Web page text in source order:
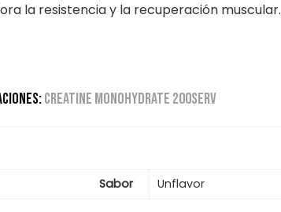
la resistencia y la recuperación muscular.
CREATINE MONOHYDRATE 200SERV
Sabor Unflavor